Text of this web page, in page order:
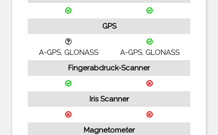
GPS
A-GPS, GLONASS
A-GPS, GLONASS
Fingerabdruck-Scanner
Iris Scanner
Magnetometer